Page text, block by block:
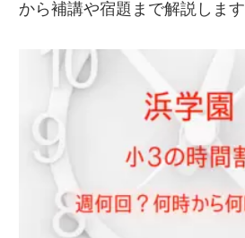
から補講や宿題まで解説します